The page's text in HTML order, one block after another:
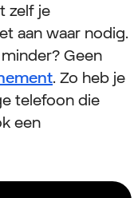
zelf je
aan waar nodig.
Geen
. Zo heb je
telefoon die
een